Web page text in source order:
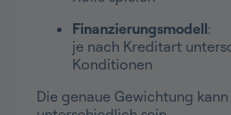
Finanzierungsmodell:
je nach Kreditart
Konditionen
Die genaue Gewichtung